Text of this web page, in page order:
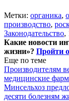
Метки: органика,
производство,
Законодательство,
Какие новости
жизни»? Пройти
Еще по теме
Производителям
медицинские
Минсельхоз
десяти болезням